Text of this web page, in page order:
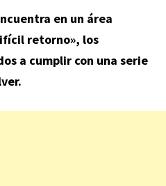
en un área
retorno», los
a cumplir con una serie